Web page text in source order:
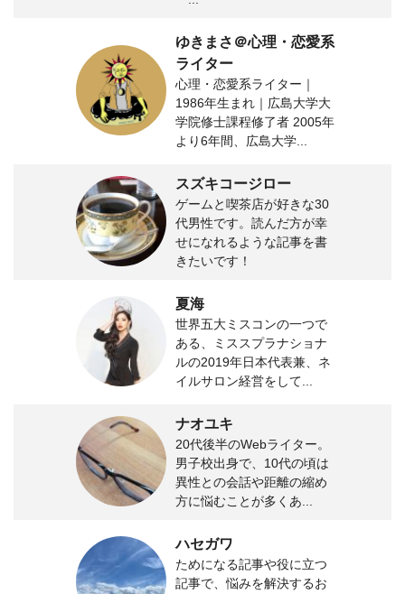
ゆきまさ＠心理・恋愛系
ライター
心理・恋愛系ライター｜
1986年生まれ｜広島大学大
学院修士課程修了者 2005年
より6年間、広島大学...
スズキコージロー
ゲームと喫茶店が好きな30
代男性です。読んだ方が幸
せになれるような記事を書
きたいです！
夏海
世界五大ミスコンの一つで
ある、ミススプラナショナ
ルの2019年日本代表兼、ネ
イルサロン経営をして...
ナオユキ
20代後半のWebライター。
男子校出身で、10代の頃は
異性との会話や距離の縮め
方に悩むことが多くあ...
ハセガワ
ためになる記事や役に立つ
記事で、悩みを解決するお